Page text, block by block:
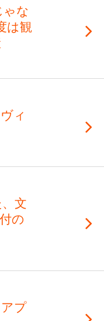
な
は観
ィ
文
の
プ